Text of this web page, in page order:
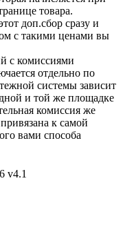
товара.
доп.сбор сразу и
с такими ценами вы
с комиссиями
отдельно по
системы зависит
и той же площадке
комиссия же
к самой
вами способа
v4.1